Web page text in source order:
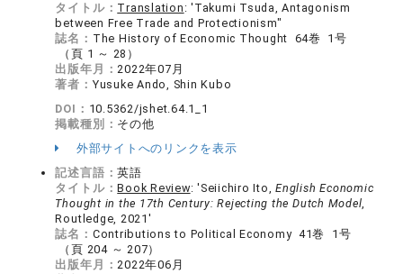
タイトル： Translation : 'Takumi Tsuda, Antagonism
between Free Trade and Protectionism"
誌名： The History of Economic Thought 64巻 1号
（頁 1 ～ 28）
出版年月：2022年07月
著者： Yusuke Ando, Shin Kubo
DOI： 10.5362/jshet.64.1_1
掲載種別： その他
外部サイトへのリンクを表示
記述言語：英語
タイトル：Book Review: 'Seiichiro Ito,English Economic
Thought in the 17th Century: Rejecting the Dutch Model,
Routledge, 2021'
誌名： Contributions to Political Economy 41巻 1号
（頁 204 ～ 207）
出版年月：2022年06月